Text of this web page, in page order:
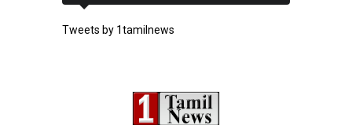
Tweets by 1tamilnews